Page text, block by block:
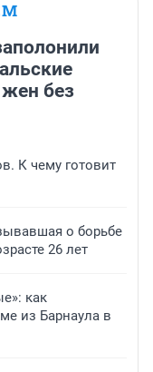
без
К чему готовит
о борьбе
26 лет
как
из Барнаула в